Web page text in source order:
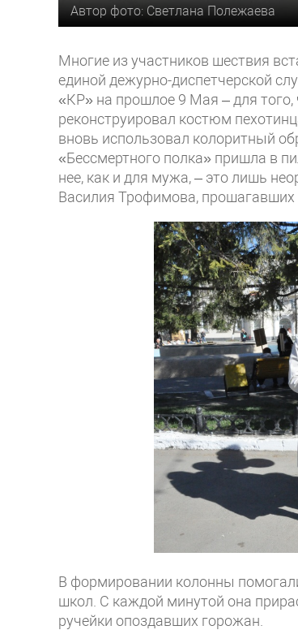
Автор фото: Светлана Полежаева
Многие из участников шествия
единой дежурно-диспетчерской
«КР» на прошлое 9 Мая – для
реконструировал костюм
вновь использовал колоритный
«Бессмертного полка» пришла в
нее, как и для мужа, – это лишь
Василия Трофимова, прошагавших
В формировании колонны помогали
школ. С каждой минутой она
ручейки опоздавших горожан.